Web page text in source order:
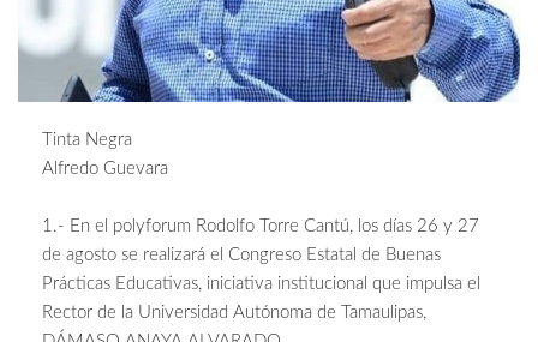
Tinta Negra
Alfredo Guevara
1.- En el polyforum Rodolfo Torre Cantú, los días 26 y 27
de agosto se realizará el Congreso Estatal de Buenas
Prácticas Educativas, iniciativa institucional que impulsa el
Rector de la Universidad Autónoma de Tamaulipas,